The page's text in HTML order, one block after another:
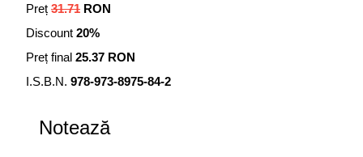
înființare a primei unități de producție, prin prelucrarea
plantelor medicinale și aromatice sub formă finită. Am
predat partenerilor mei nepalezi 50 formule de produse
extern. Toate aceste produse fitofarmaceutice au la bază
Noutatea a constat în forma de prezentare standardizată
Preț 31.71 RON
Discount 20%
Preț final 25.37 RON
I.S.B.N. 978-973-8975-84-2
Notează